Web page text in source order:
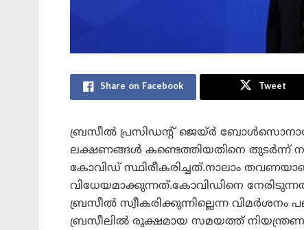
Share on Facebook Tweet
ബ്രസീൽ പ്രസിഡന്റ്‌ ജെയ്ർ
ലക്ഷണങ്ങൾ കണ്ടെത്തിയതിനെ തുടർന്ന്
കോവിഡ് സ്ഥിരീകരിച്ചത്.നാലാം
വിധേയമാക്കുന്നത്.കോവിഡിനെ
ബ്രസീൽ സ്വീകരിക്കുന്നില്ലെന്ന വിമർശനം
ബ്രസീലിൽ രൂക്ഷമായ സമയത്ത്